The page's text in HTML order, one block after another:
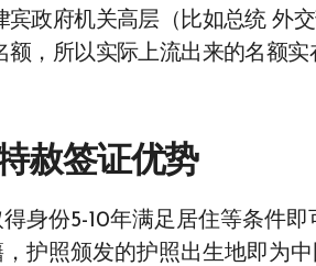
宾政府机关高层（比如总统 外
额，所以实际上流出来的名额
赦签证优势
身份5-10年满足居住等条件
护照颁发的护照出生地即为